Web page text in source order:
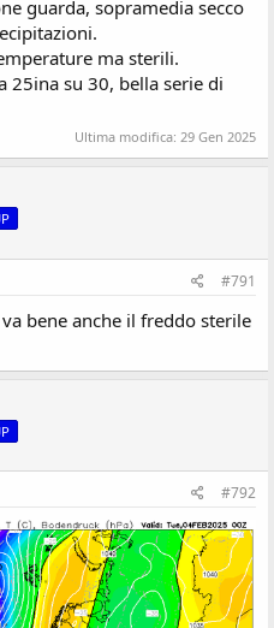
guarda, sopramedia secco
ma sterili.
25ina su 30, bella serie di
Ultima modifica: 29 Gen 2025
#791
bene anche il freddo sterile
#792